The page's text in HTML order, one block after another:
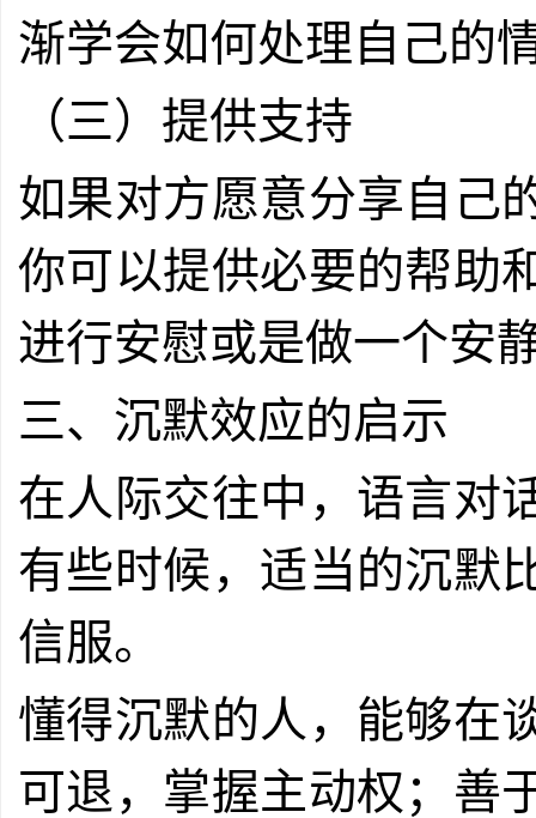
渐学会如何处理自己的
（三）提供支持
如果对方愿意分享自己
你可以提供必要的帮助
进行安慰或是做一个安
三、沉默效应的启示
在人际交往中，语言对
有些时候，适当的沉默
信服。
懂得沉默的人，能够在
可退，掌握主动权；善